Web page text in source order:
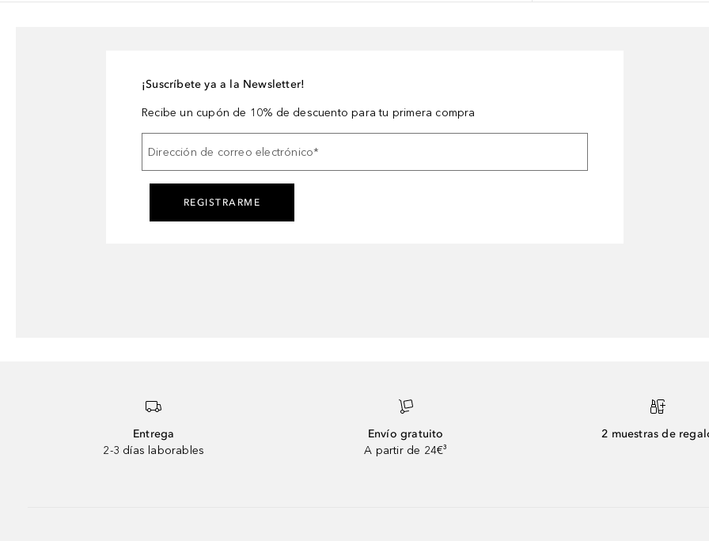
¡Suscríbete ya a la Newsletter!
Recibe un cupón de 10% de descuento para tu primera compra
Dirección de correo electrónico*
REGISTRARME
Entrega
2-3 días laborables
Envío gratuito
A partir de 24€³
2 muestras de